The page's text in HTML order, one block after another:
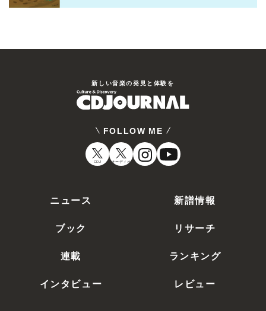
新しい⾳楽の発⾒と体験を
FOLLOW ME
CDJ オーディオ
ニュース
新譜情報
ブック
リサーチ
連載
ランキング
インタビュー
レビュー